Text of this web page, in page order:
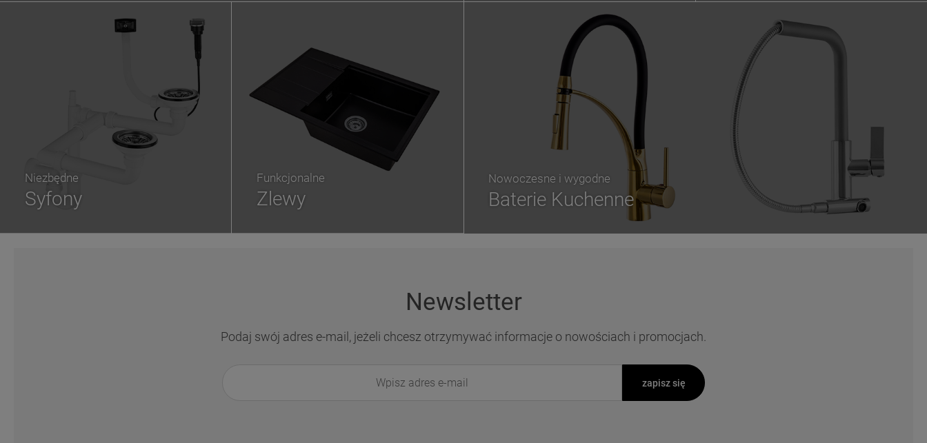
Nowoczesne i wygodne
Baterie Kuchenne
Niezbędne
Syfony
Funkcjonalne
Zlewy
Newsletter
Podaj swój adres e-mail, jeżeli chcesz otrzymywać informacje o nowościach i promocjach.
zapisz się